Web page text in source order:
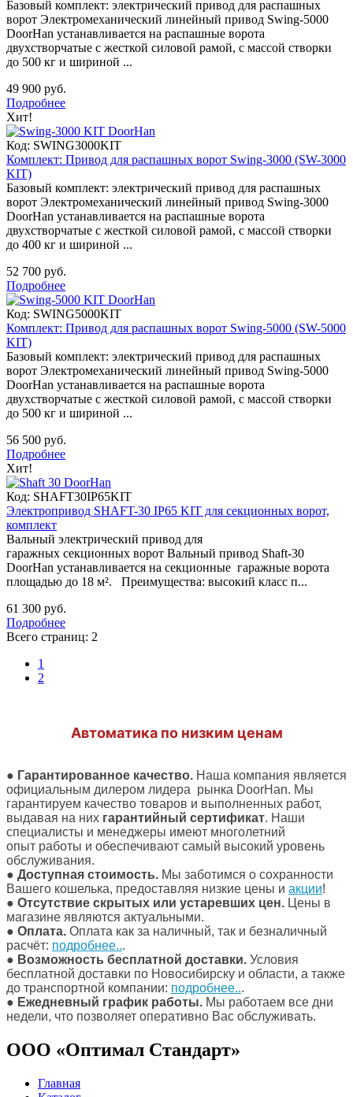
Базовый комплект: электрический привод для распашных
ворот Электромеханический линейный привод Swing-5000
DoorHan устанавливается на распашные ворота
двухстворчатые с жесткой силовой рамой, с массой створки
до 500 кг и шириной ...
49 900 руб.
Подробнее
Хит!
Код: SWING3000KIT
Комплект: Привод для распашных ворот Swing-3000 (SW-3000
KIT)
Базовый комплект: электрический привод для распашных
ворот Электромеханический линейный привод Swing-3000
DoorHan устанавливается на распашные ворота
двухстворчатые с жесткой силовой рамой, с массой створки
до 400 кг и шириной ...
52 700 руб.
Подробнее
Код: SWING5000KIT
Комплект: Привод для распашных ворот Swing-5000 (SW-5000
KIT)
Базовый комплект: электрический привод для распашных
ворот Электромеханический линейный привод Swing-5000
DoorHan устанавливается на распашные ворота
двухстворчатые с жесткой силовой рамой, с массой створки
до 500 кг и шириной ...
56 500 руб.
Подробнее
Хит!
Код: SHAFT30IP65KIT
Электропривод SHAFT-30 IP65 KIT для секционных ворот,
комплект
Вальный электрический привод для
гаражных секционных ворот Вальный привод Shaft-30
DoorHan устанавливается на секционные гаражные ворота
площадью до 18 м². Преимущества: высокий класс п...
61 300 руб.
Подробнее
Всего страниц: 2
1
2
Автоматика по низким ценам
● Гарантированное качество. Наша компания является
официальным дилером лидера рынка DoorHan. Мы
гарантируем качество товаров и выполненных работ,
выдавая на них гарантийный сертификат. Наши
специалисты и менеджеры имеют многолетний
опыт работы и обеспечивают самый высокий уровень
обслуживания.
● Доступная стоимость. Мы заботимся о сохранности
Вашего кошелька, предоставляя низкие цены и акции!
● Отсутствие скрытых или устаревших цен. Цены в
магазине являются актуальными.
● Оплата. Оплата как за наличный, так и безналичный
расчёт: подробнее...
● Возможность бесплатной доставки. Условия
бесплатной доставки по Новосибирску и области, а также
до транспортной компании: подробнее...
● Ежедневный график работы. Мы работаем все дни
недели, что позволяет оперативно Вас обслуживать.
ООО «Оптимал Стандарт»
Главная